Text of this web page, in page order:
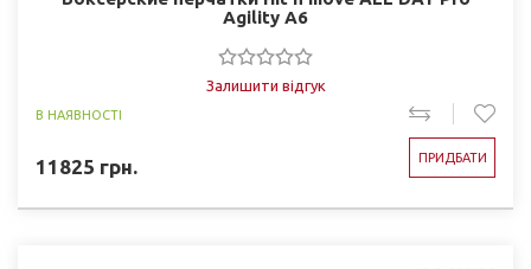
Agility A6
Залишити відгук
В НАЯВНОСТІ
11825 грн. ПРИДБАТИ